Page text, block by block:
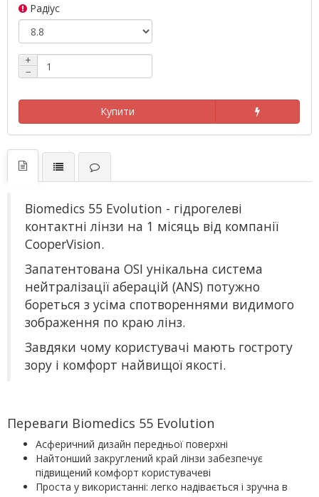
Радіус
+
−
Купити
Biomedics 55 Evolution - гідрогелеві
контактні лінзи на 1 місяць від компанії
CooperVision.
Запатентована OSI унікальна система
нейтралізації аберацій (ANS) потужно
бореться з усіма спотвореннями видимого
зображення по краю лінз.
Завдяки чому користувачі мають гостроту
зору і комфорт найвищої якості.
Переваги Biomedics 55 Evolution
Асферичний дизайн передньої поверхні
Найтонший закруглений край лінзи забезпечує
підвищений комфорт користувачеві
Проста у використанні: легко надівається і зручна в